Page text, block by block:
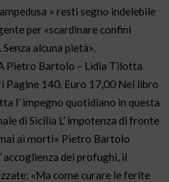
» resti segno indelebile
per «scardinare confini
alcuna pietà».
Pietro Bartolo – Lidia Tilotta
Pagine 140. Euro 17,00 Nel libro
l’ impegno quotidiano in questa
di Sicilia L’ impotenza di fronte
ai morti» Pietro Bartolo
dei profughi, il
«Ma come curare le ferite